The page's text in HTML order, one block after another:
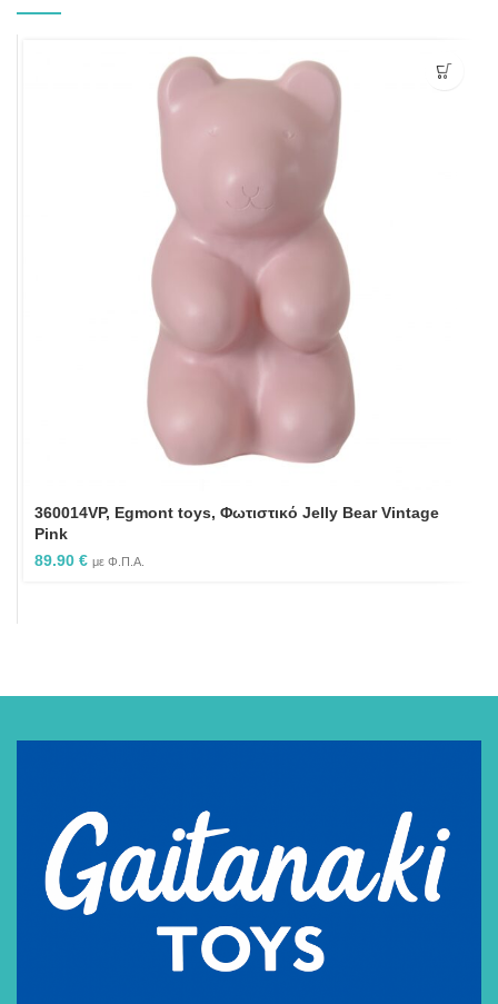
360014VP, Egmont toys, Φωτιστικό Jelly Bear Vintage
Pink
89.90 € με Φ.Π.Α.